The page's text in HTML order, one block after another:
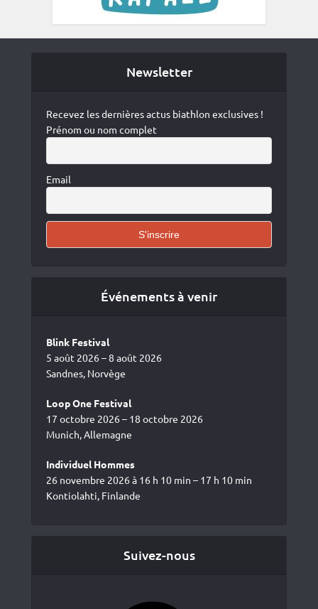
Newsletter
Recevez les dernières actus biathlon exclusives !
Prénom ou nom complet
Email
Événements à venir
Blink Festival
5 août 2026 – 8 août 2026
Sandnes, Norvège
Loop One Festival
17 octobre 2026 – 18 octobre 2026
Munich, Allemagne
Individuel Hommes
26 novembre 2026 à 16 h 10 min – 17 h 10 min
Kontiolahti, Finlande
Suivez-nous